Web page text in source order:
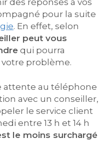
des réponses à vos
pour la suite
. En effet, selon
peut vous
qui pourra
problème.
attente au téléphone
avec un conseiller,
le service client
entre 13 h et 14 h
le moins surchargé